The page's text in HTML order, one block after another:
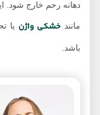
دهانه رحم خارج شود. این
مانندخشکی واژن